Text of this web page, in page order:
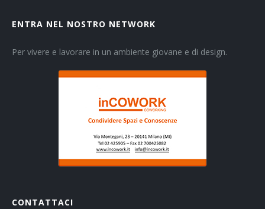
ENTRA NEL NOSTRO NETWORK
Per vivere e lavorare in un ambiente giovane e di design.
CONTATTACI